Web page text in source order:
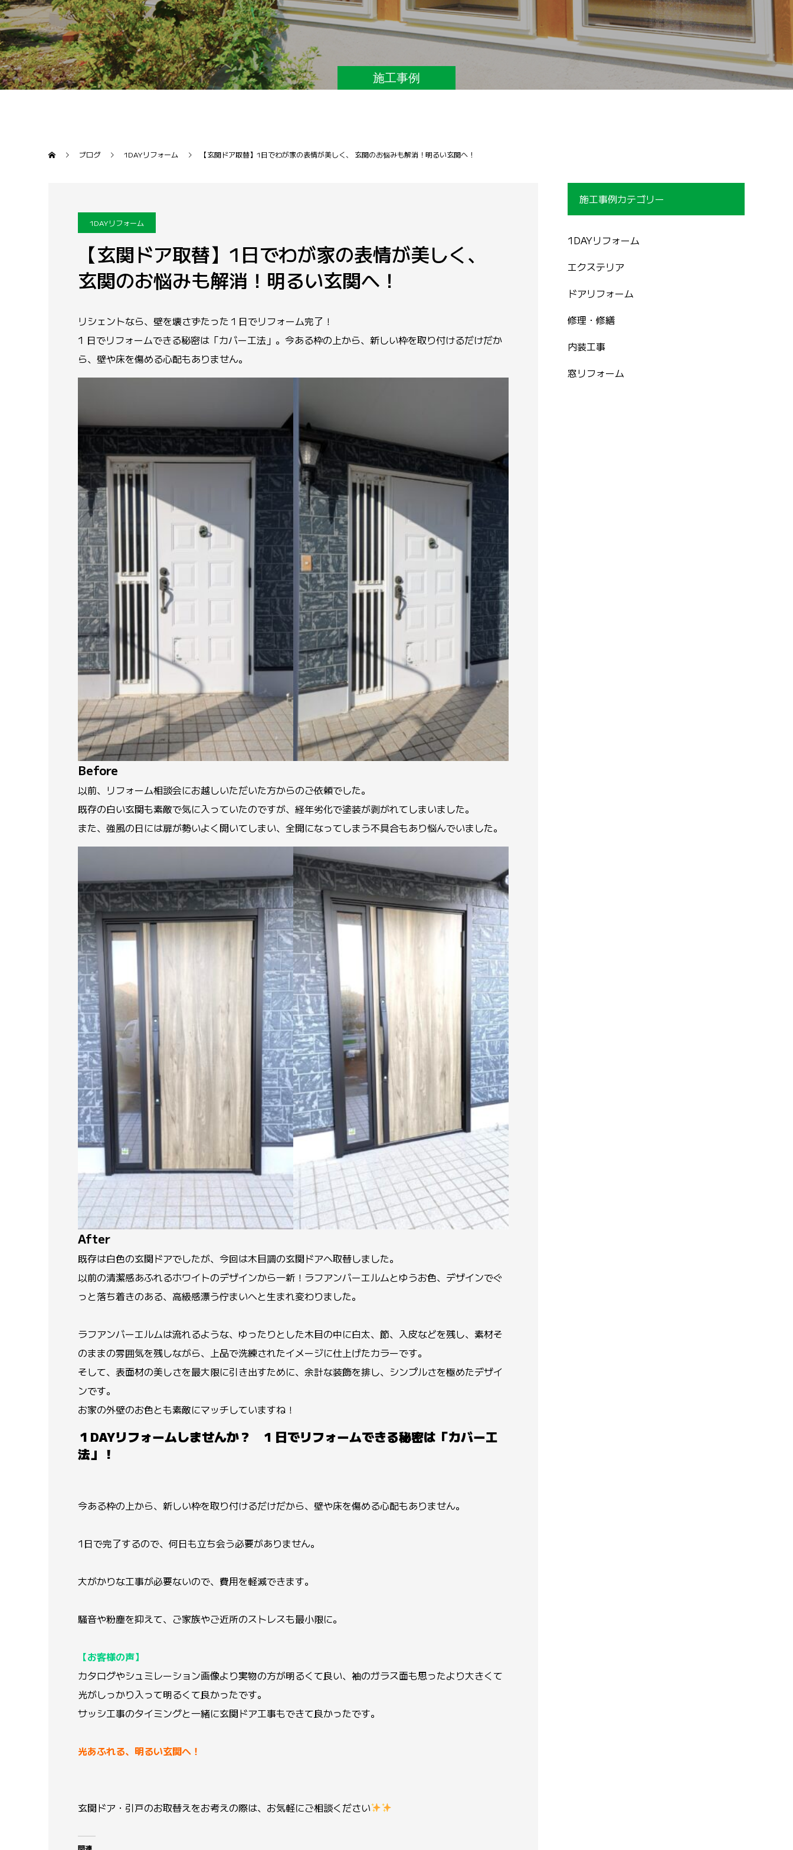
施工事例
ブログ 1DAYリフォーム 【玄関ドア取替】1日でわが家の表情が美しく、 玄関のお悩みも解消！明るい玄関へ！
1DAYリフォーム
【玄関ドア取替】1日でわが家の表情が美しく、
玄関のお悩みも解消！明るい玄関へ！
リシェントなら、壁を壊さずたった１日でリフォーム完了！
1 日でリフォームできる秘密は「カバー工法」。今ある枠の上から、新しい枠を取り付けるだけだか
ら、壁や床を傷める心配もありません。
Before
以前、リフォーム相談会にお越しいただいた方からのご依頼でした。
既存の白い玄関も素敵で気に入っていたのですが、経年劣化で塗装が剥がれてしまいました。
また、強風の日には扉が勢いよく開いてしまい、全開になってしまう不具合もあり悩んでいました。
After
既存は白色の玄関ドアでしたが、今回は木目調の玄関ドアへ取替しました。
以前の清潔感あふれるホワイトのデザインから一新！ラフアンバーエルムとゆうお色、デザインでぐ
っと落ち着きのある、高級感漂う佇まいへと生まれ変わりました。
ラフアンバーエルムは流れるような、ゆったりとした木目の中に白太、節、入皮などを残し、素材そ
のままの雰囲気を残しながら、上品で洗練されたイメージに仕上げたカラーです。
そして、表面材の美しさを最大限に引き出すために、余計な装飾を排し、シンプルさを極めたデザイ
ンです。
お家の外壁のお色とも素敵にマッチしていますね！
１DAYリフォームしませんか？ 1 日でリフォームできる秘密は「カバー工
法」！
今ある枠の上から、新しい枠を取り付けるだけだから、壁や床を傷める心配もありません。
1日で完了するので、何日も立ち会う必要がありません。
大がかりな工事が必要ないので、費用を軽減できます。
騒音や粉塵を抑えて、ご家族やご近所のストレスも最小限に。
【お客様の声】
カタログやシュミレーション画像より実物の方が明るくて良い、袖のガラス面も思ったより大きくて
光がしっかり入って明るくて良かったです。
サッシ工事のタイミングと一緒に玄関ドア工事もできて良かったです。
光あふれる、明るい玄関へ！
玄関ドア・引戸のお取替えをお考えの際は、お気軽にご相談ください
関連
施工事例カテゴリー
1DAYリフォーム
エクステリア
ドアリフォーム
修理・修繕
内装工事
窓リフォーム